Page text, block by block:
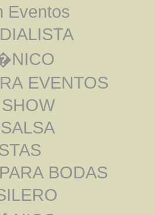
Eventos
EVENTOS
BODAS